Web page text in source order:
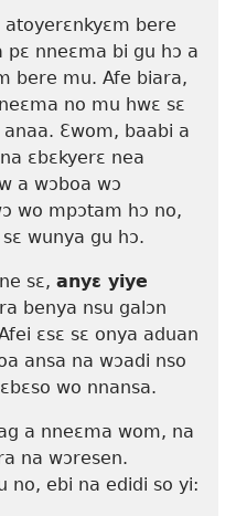
bere
pɛ nneɛma bi gu hɔ a
bere mu. Afe biara,
no mu hwɛ sɛ
Ɛwom, baabi a
ɛbɛkyerɛ nea
a wɔboa wɔ
wo mpɔtam hɔ no,
wunya gu hɔ.
sɛ, anyɛ yiye
benya nsu galɔn
ɛsɛ sɛ onya aduan
ansa na wɔadi nso
wo nnansa.
a nneɛma wom, na
na wɔresen.
no, ebi na edidi so yi: